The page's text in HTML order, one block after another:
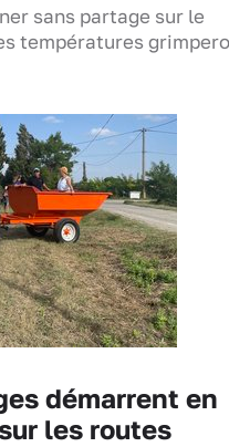
sans partage sur le
températures
démarrent en
les routes